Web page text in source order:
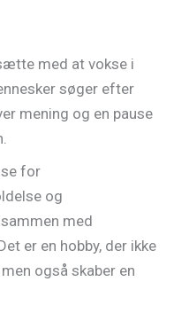
med at vokse i
søger efter
mening og en pause
for
og
med
er en hobby, der ikke
også skaber en